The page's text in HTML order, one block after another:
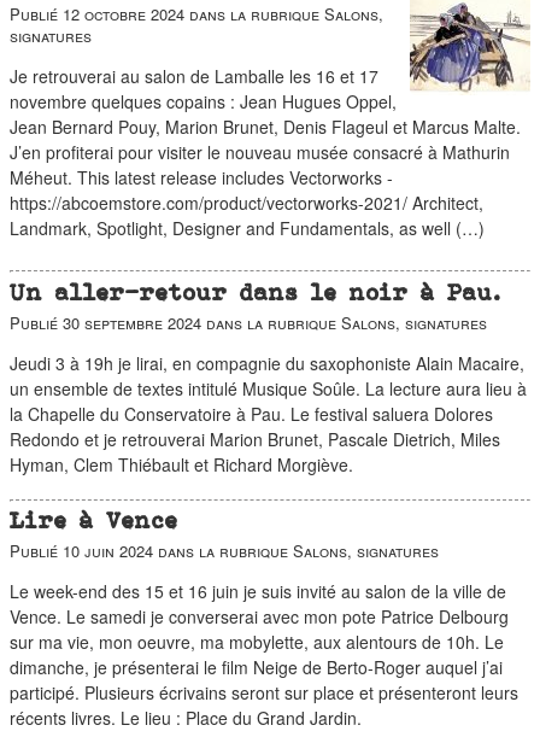
Publié 12 octobre 2024 dans la rubrique Salons,
signatures
Je retrouverai au salon de Lamballe les 16 et 17
novembre quelques copains : Jean Hugues Oppel,
Jean Bernard Pouy, Marion Brunet, Denis Flageul et Marcus Malte.
J’en profiterai pour visiter le nouveau musée consacré à Mathurin
Méheut. This latest release includes Vectorworks -
https://abcoemstore.com/product/vectorworks-2021/ Architect,
Landmark, Spotlight, Designer and Fundamentals, as well (…)
Un aller-retour dans le noir à Pau.
Publié 30 septembre 2024 dans la rubrique Salons, signatures
Jeudi 3 à 19h je lirai, en compagnie du saxophoniste Alain Macaire,
un ensemble de textes intitulé Musique Soûle. La lecture aura lieu à
la Chapelle du Conservatoire à Pau. Le festival saluera Dolores
Redondo et je retrouverai Marion Brunet, Pascale Dietrich, Miles
Hyman, Clem Thiébault et Richard Morgiève.
Lire à Vence
Publié 10 juin 2024 dans la rubrique Salons, signatures
Le week-end des 15 et 16 juin je suis invité au salon de la ville de
Vence. Le samedi je converserai avec mon pote Patrice Delbourg
sur ma vie, mon oeuvre, ma mobylette, aux alentours de 10h. Le
dimanche, je présenterai le film Neige de Berto-Roger auquel j’ai
participé. Plusieurs écrivains seront sur place et présenteront leurs
récents livres. Le lieu : Place du Grand Jardin.